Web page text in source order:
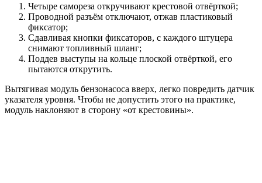
Четыре самореза откручивают крестовой отвёрткой;
Проводной разъём отключают, отжав пластиковый
фиксатор;
Сдавливая кнопки фиксаторов, с каждого штуцера
снимают топливный шланг;
Поддев выступы на кольце плоской отвёрткой, его
пытаются открутить.
Вытягивая модуль бензонасоса вверх, легко повредить датчик
указателя уровня. Чтобы не допустить этого на практике,
модуль наклоняют в сторону «от крестовины».